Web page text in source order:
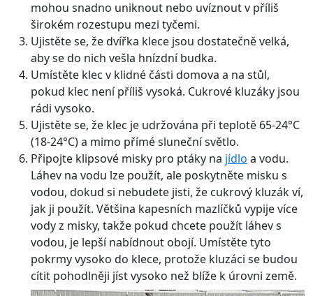
mohou snadno uniknout nebo uvíznout v příliš
širokém rozestupu mezi tyčemi.
Ujistěte se, že dvířka klece jsou dostatečně velká,
aby se do nich vešla hnízdní budka.
Umístěte klec v klidné části domova a na stůl,
pokud klec není příliš vysoká. Cukrové kluzáky jsou
rádi vysoko.
Ujistěte se, že klec je udržována při teplotě 65-24°C
(18-24°C) a mimo přímé sluneční světlo.
Připojte klipsové misky pro ptáky na jídlo a vodu.
Láhev na vodu lze použít, ale poskytněte misku s
vodou, dokud si nebudete jisti, že cukrový kluzák ví,
jak ji použít. Většina kapesních mazlíčků vypije více
vody z misky, takže pokud chcete použít láhev s
vodou, je lepší nabídnout obojí. Umístěte tyto
pokrmy vysoko do klece, protože kluzáci se budou
cítit pohodlněji jíst vysoko než blíže k úrovni země.